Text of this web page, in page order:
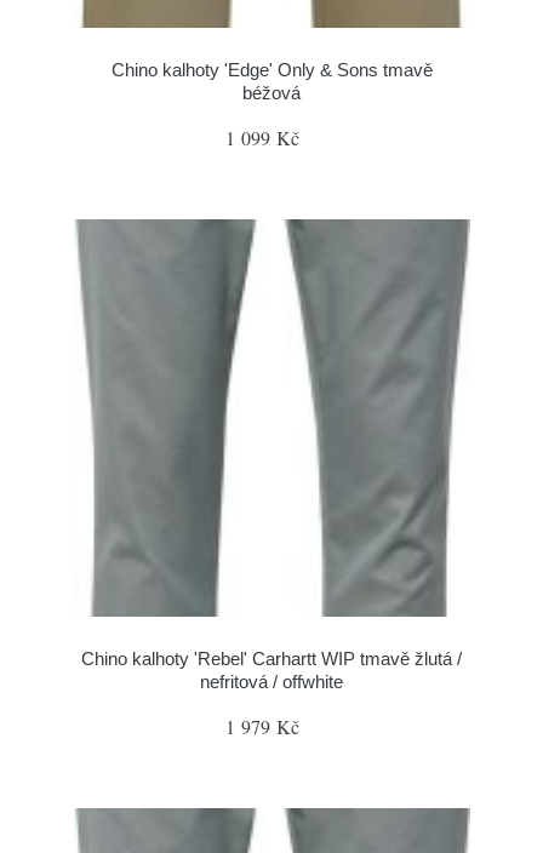
Chino kalhoty 'Edge' Only & Sons tmavě
béžová
1 099 Kč
Chino kalhoty 'Rebel' Carhartt WIP tmavě žlutá /
nefritová / offwhite
1 979 Kč